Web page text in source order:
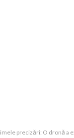
precizări: O dronă a